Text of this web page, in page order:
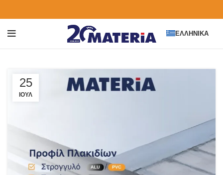
ΕΛΛΗΝΙΚΆ
25
ΙΟΎΛ